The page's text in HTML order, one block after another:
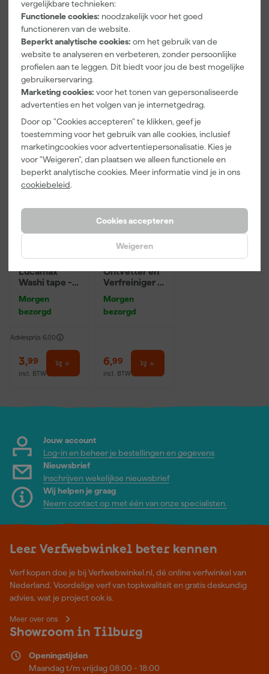
vergelijkbare technieken:
Functionele cookies: noodzakelijk voor het goed
functioneren van de website.
Beperkt analytische cookies: om het gebruik van de
website te analyseren en verbeteren, zonder persoonlijke
profielen aan te leggen. Dit biedt voor jou de best mogelijke
gebruikerservaring.
Marketing cookies: voor het tonen van gepersonaliseerde
advertenties en het volgen van je internetgedrag.
Door op "Cookies accepteren" te klikken, geef je
toestemming voor het gebruik van alle cookies, inclusief
marketingcookies voor advertentiepersonalisatie. Kies je
voor "Weigeren", dan plaatsen we alleen functionele en
beperkt analytische cookies. Meer informatie vind je in ons
cookiebeleid.
Cookies accepteren
Weigeren
Documenten
Kenmerkenblad
Vaak gekocht met
Paintura
Lucamax
Washi tape -
Morgen
bezorgd
Adviesprijs 6,00
3,99
incl. BTW
Onze Top 10
Rilly Multi
Ontvetter en
Verfreiniger –
Morgen
bezorgd
6,99
incl. BTW
Jouw account
Log-in en beheer je bestellingen en gegevens
Nieuwsbrief
Inschrijven wekelijkse nieuwsbrief
Wij helpen je graag
Neem contact op met één van onze specialisten.
Leer Verfwebwinkel beter kennen
Verf kopen doe je bij Verfwebwinkel.nl, dé online verfwinkel van
Nederland. Voordelige verf van topkwaliteit en gratis deskundig
advies, wat je project ook is.
Meer over ons
Showroom in Tilburg
Openingstijden
Maandag t/m vrijdag 08:00 - 18:00